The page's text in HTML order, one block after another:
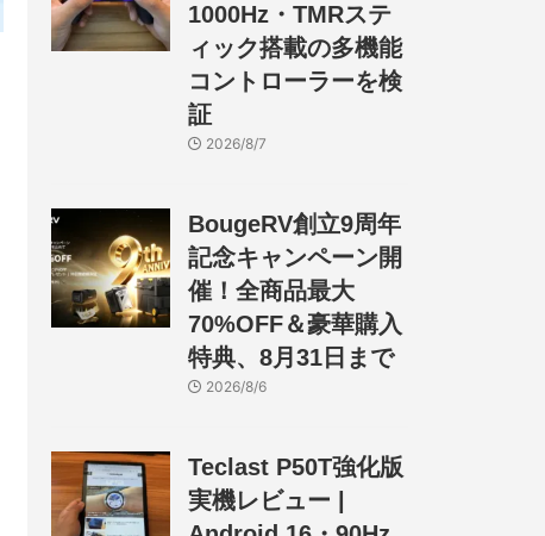
1000Hz・TMRステ
ィック搭載の多機能
コントローラーを検
証
2026/8/7
BougeRV創立9周年
記念キャンペーン開
催！全商品最大
70%OFF＆豪華購入
特典、8月31日まで
2026/8/6
Teclast P50T強化版
実機レビュー |